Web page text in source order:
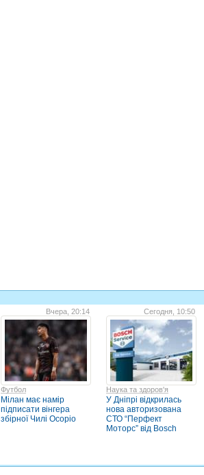
Вчера, 20:14
Футбол
Мілан має намір
підписати вінгера
збірної Чилі Осоріо
Сегодня, 10:50
Наука та здоров'я
У Дніпрі відкрилась
нова авторизована
СТО “Перфект
Моторс” від Bosch